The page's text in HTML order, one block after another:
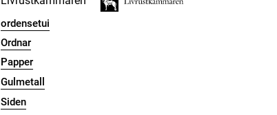
ordensetui
Ordnar
Papper
Gulmetall
Siden